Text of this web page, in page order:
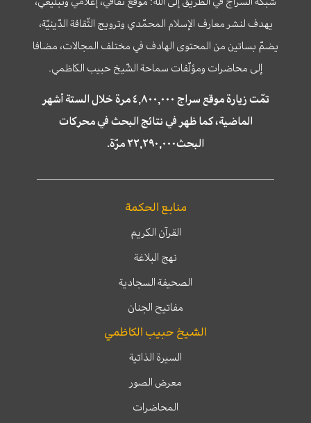
يهدف لنشر معارف الإسلام المحمّدي وترويج الثّقافة الدّينيّة،
يضمّ بساتين من المحتوى الهادف في مختلف المجالات، مضافا
إلى محاضرات ومؤلّفات سماحة الشّيخ حبيب الكاظمي.
تمّت زيارة موقع سراج ٤,٨٠٠,٠٠٠ مرة خلال الستة أشهر
الماضية، كما ظهر في نتائج البحث في محركات
البحث٢٢,٢٩٠,٠٠٠ مرّة.
منابع الحكمة
القرآن الكريم
نهج البلاغة
الصحيفة السجادية
مفاتيح الجنان
الشيخ حبيب الكاظمي
السيرة الذاتية
معرض الصور
المحاضرات